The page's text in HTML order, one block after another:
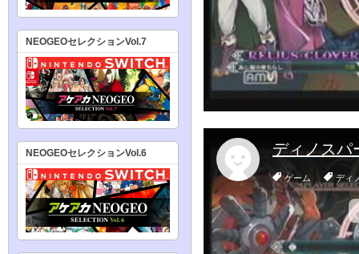
NEOGEOセレクションVol.7
NEOGEOセレクションVol.6